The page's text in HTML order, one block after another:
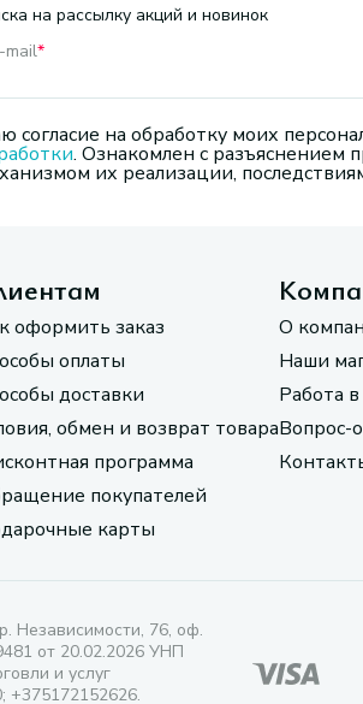
на рассылку акций и новинок
*
согласие на обработку моих
. Ознакомлен с разъяснением
их реализации,
оформить заказ
оплаты
доставки
обмен и возврат товара
программа
покупателей
карты
О
Наши
Работа
Вопрос-
Независимости, 76, оф.
от 20.02.2026 УНП
и услуг
+375172152626.